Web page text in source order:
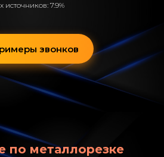
7.9%
звонков
по металлорезке